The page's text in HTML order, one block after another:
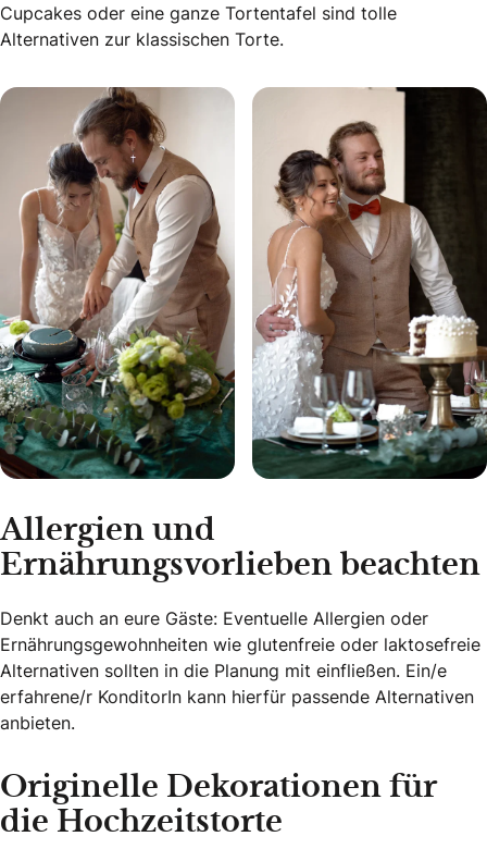
Cupcakes oder eine ganze Tortentafel sind tolle
Alternativen zur klassischen Torte.
Allergien und
Ernährungsvorlieben beachten
Denkt auch an eure Gäste: Eventuelle Allergien oder
Ernährungsgewohnheiten wie glutenfreie oder laktosefreie
Alternativen sollten in die Planung mit einfließen. Ein/e
erfahrene/r KonditorIn kann hierfür passende Alternativen
anbieten.
Originelle Dekorationen für
die Hochzeitstorte